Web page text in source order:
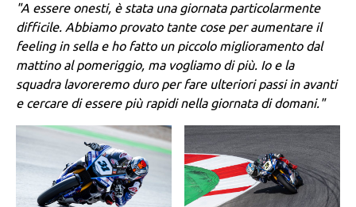
"A essere onesti, è stata una giornata particolarmente
difficile. Abbiamo provato tante cose per aumentare il
feeling in sella e ho fatto un piccolo miglioramento dal
mattino al pomeriggio, ma vogliamo di più. Io e la
squadra lavoreremo duro per fare ulteriori passi in avanti
e cercare di essere più rapidi nella giornata di domani."